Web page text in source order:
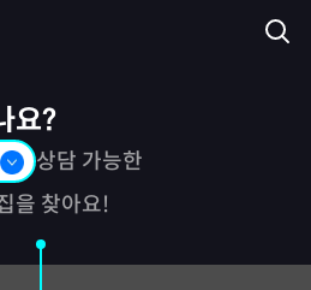
요?
상담 가능한
을 찾아요!